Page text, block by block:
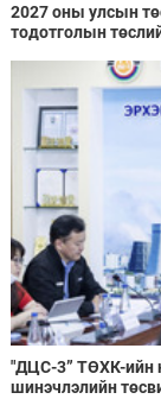
2027 оны улсын
тодотголын
"ДЦС-3” ТӨХК-ийн
шинэчлэлийн